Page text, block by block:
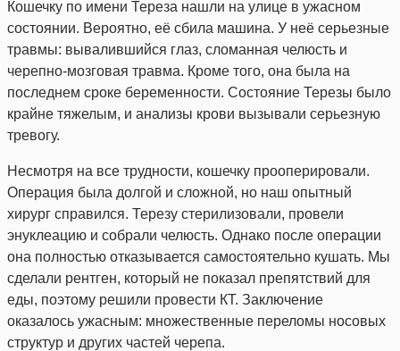
Кошечку по имени Тереза нашли на улице в ужасном
состоянии. Вероятно, её сбила машина. У неё серьезные
травмы: вывалившийся глаз, сломанная челюсть и
черепно-мозговая травма. Кроме того, она была на
последнем сроке беременности. Состояние Терезы было
крайне тяжелым, и анализы крови вызывали серьезную
тревогу.
Несмотря на все трудности, кошечку прооперировали.
Операция была долгой и сложной, но наш опытный
хирург справился. Терезу стерилизовали, провели
энуклеацию и собрали челюсть. Однако после операции
она полностью отказывается самостоятельно кушать. Мы
сделали рентген, который не показал препятствий для
еды, поэтому решили провести КТ. Заключение
оказалось ужасным: множественные переломы носовых
структур и других частей черепа.